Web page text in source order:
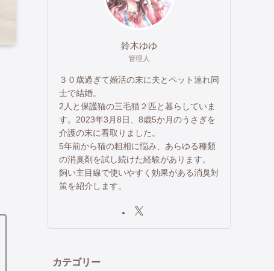
鈴木ゆゆ
管理人
３０歳過ぎて婚活の末に夫とペット連れ同
士で結婚。
2人と保護猫の三毛猫２匹と暮らしていま
す。2023年3月8日、8歳5か月のうさぎを
介護の末に看取りました。
5年前から猫の粗相に悩み、あらゆる種類
の消臭剤を試し続けた経験があります。
飼い主目線で使いやすく効果がある消臭対
策を紹介します。
カテゴリー